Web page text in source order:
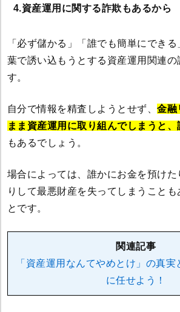
4.資産運用に関する詐欺もあるから
「必ず儲かる」「誰でも簡単にでき
葉で誘い込もうとする資産運用関連の
す。
自分で情報を精査しようとせず、 金融
まま資産運用に取り組んでしまうと、
もあるでしょう。
場合によっては、誰かにお金を預けた
りして最悪財産を失ってしまうことも
とです。
関連記事
「資産運用なんてやめとけ」の真実
に任せよう！